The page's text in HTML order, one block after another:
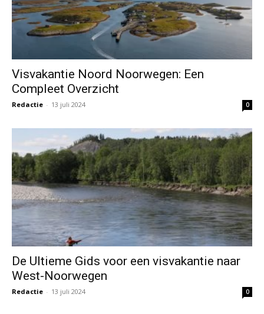
Visvakantie Noord Noorwegen: Een
Compleet Overzicht
Redactie - 13 juli 2024 0
De Ultieme Gids voor een visvakantie naar
West-Noorwegen
Redactie - 13 juli 2024 0